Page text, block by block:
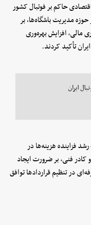
حاکم بر فوتبال کشور
مدیریت باشگاه‌ها، بر
مالی، افزایش بهره‌وری
تأکید کردند.
ایران
فزاینده هزینه‌ها در
کادر فنی، بر ضرورت ایجاد
در تنظیم قراردادها توافق